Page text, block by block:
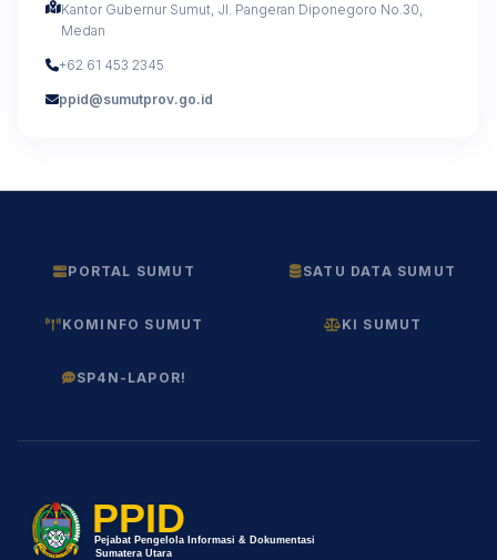
Kantor Gubernur Sumut, Jl. Pangeran Diponegoro No.30,
Medan
+62 61 453 2345
ppid@sumutprov.go.id
PORTAL SUMUT SATU DATA SUMUT
KOMINFO SUMUT KI SUMUT
SP4N-LAPOR!